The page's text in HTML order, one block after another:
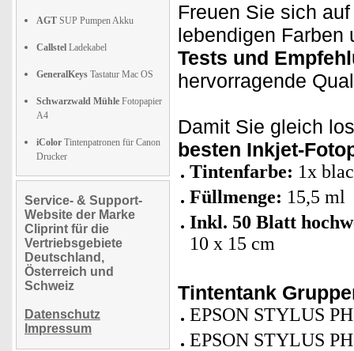
AGT SUP Pumpen Akku
Callstel Ladekabel
GeneralKeys Tastatur Mac OS
Schwarzwald Mühle Fotopapier
A4
iColor Tintenpatronen für Canon
Drucker
Service- & Support-
Website der Marke
Cliprint für die
Vertriebsgebiete
Deutschland,
Österreich und
Schweiz
Datenschutz
Impressum
Freuen Sie sich
lebendigen Farben
Tests und
hervorragende
Damit Sie gleich
besten Inkjet-
Tintenfarbe: 1x
Füllmenge: 15,5 ml
Inkl. 50 Blatt
10 x 15 cm
Tintentank
EPSON STYLUS
EPSON STYLUS